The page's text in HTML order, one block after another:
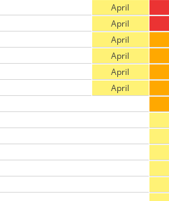
April
April
April
April
April
April